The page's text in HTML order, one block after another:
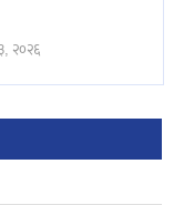
२०२६